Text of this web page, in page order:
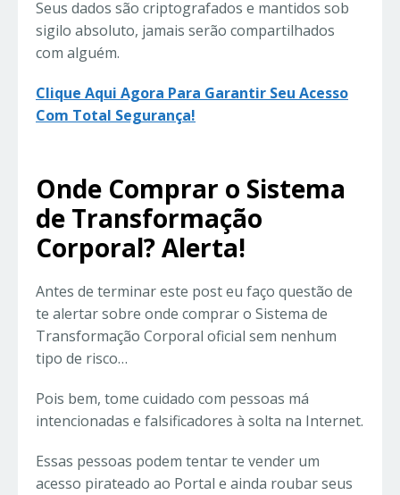
Seus dados são criptografados e mantidos sob
sigilo absoluto, jamais serão compartilhados
com alguém.
Clique Aqui Agora Para Garantir Seu Acesso
Com Total Segurança!
Onde Comprar o Sistema
de Transformação
Corporal? Alerta!
Antes de terminar este post eu faço questão de
te alertar sobre onde comprar o Sistema de
Transformação Corporal oficial sem nenhum
tipo de risco…
Pois bem, tome cuidado com pessoas má
intencionadas e falsificadores à solta na Internet.
Essas pessoas podem tentar te vender um
acesso pirateado ao Portal e ainda roubar seus